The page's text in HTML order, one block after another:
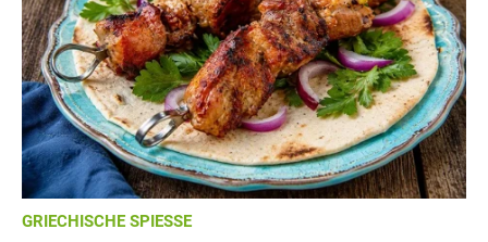
GRIECHISCHE SPIESSE